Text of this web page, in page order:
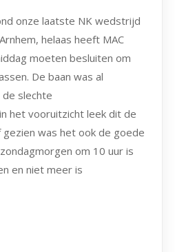
onze laatste NK wedstrijd
helaas heeft MAC
moeten besluiten om
De baan was al
slechte
het vooruitzicht leek dit de
was het ook de goede
om 10 uur is
en niet meer is